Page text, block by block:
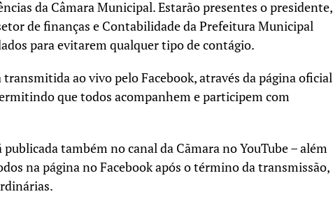
da Câmara Municipal. Estarão presentes o presidente,
de finanças e Contabilidade da Prefeitura Municipal
para evitarem qualquer tipo de contágio.
transmitida ao vivo pelo Facebook, através da página oficial
que todos acompanhem e participem com
também no canal da Cãmara no YouTube – além
na página no Facebook após o término da transmissão,